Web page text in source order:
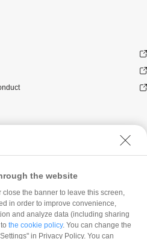
考え方
the website
close the banner to leave this screen,
in order to improve convenience,
and analyze data (including sharing
the cookie policy. You can change the
in Privacy Policy. You can